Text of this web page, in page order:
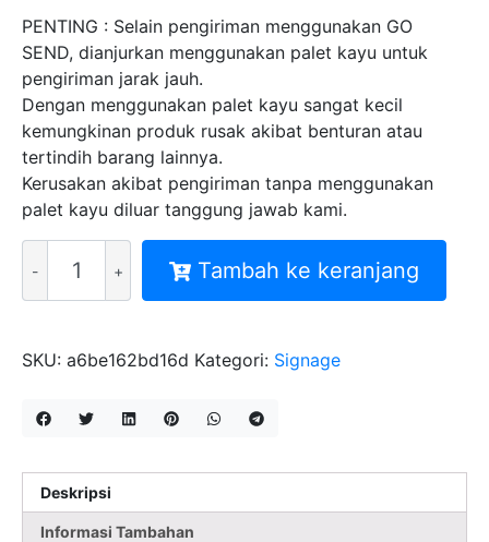
PENTING : Selain pengiriman menggunakan GO
SEND, dianjurkan menggunakan palet kayu untuk
pengiriman jarak jauh.
Dengan menggunakan palet kayu sangat kecil
kemungkinan produk rusak akibat benturan atau
tertindih barang lainnya.
Kerusakan akibat pengiriman tanpa menggunakan
palet kayu diluar tanggung jawab kami.
SIGNAGE
PROMOTION
PRINT
20X20CM
Tambah ke keranjang
SKU: a6be162bd16d Kategori: Signage
Deskripsi
Informasi Tambahan